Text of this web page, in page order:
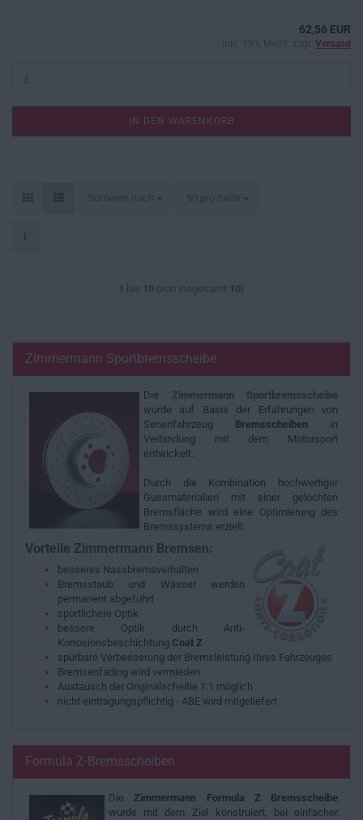
62,56 EUR
Versand
IN DEN WARENKORB
1
1 bis 10 (von insgesamt 10 )
Zimmermann Sportbremsscheibe
Die Zimmermann Sportbremsscheibe
wurde auf Basis der Erfahrungen von
Serienfahrzeug Bremsscheiben in
Verbindung mit dem Motorsport
entwickelt.
Durch die Kombination hochwertiger
Gussmaterialien mit einer gelochten
Bremsfläche wird eine Optimierung des
Bremssystems erzielt.
Vorteile Zimmermann Bremsen:
besseres Nassbremsverhalten
Bremsstaub und Wasser werden
permanent abgeführt
sportlichere Optik
bessere Optik durch Anti-
Korrosionsbeschichtung Coat Z
spürbare Verbesserung der Bremsleistung Ihres Fahrzeuges
Bremsenfading wird vermieden
Austausch der Originalscheibe 1:1 möglich
nicht eintragungspflichtig - ABE wird mitgeliefert
Formula Z-Bremsscheiben
Die Zimmermann Formula Z Bremsscheibe
wurde mit dem Ziel konstruiert, bei einfacher